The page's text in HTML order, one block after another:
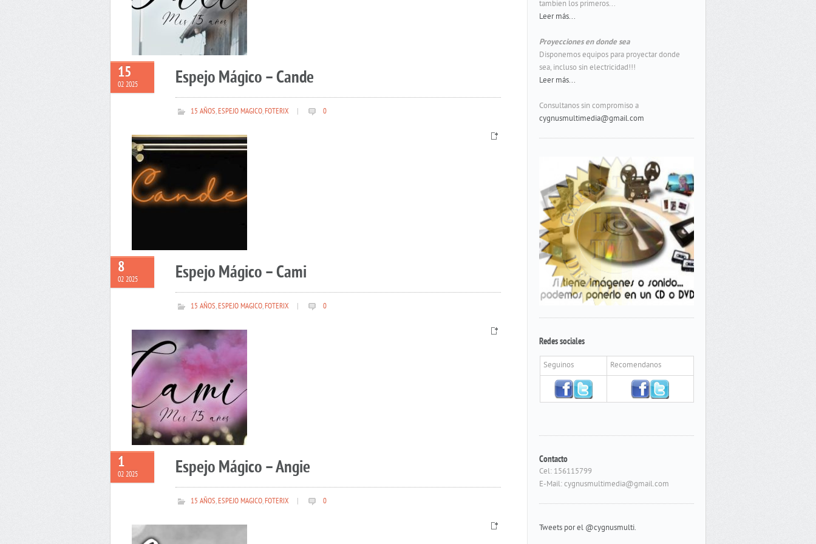
15
02 2025 Espejo Mágico – Cande
15 AÑOS,ESPEJO MAGICO,FOTERIX 0
8
02 2025 Espejo Mágico – Cami
15 AÑOS,ESPEJO MAGICO,FOTERIX 0
1
02 2025 Espejo Mágico – Angie
15 AÑOS,ESPEJO MAGICO,FOTERIX 0
tambien los primeros...
Leer más...
Proyecciones en donde sea
Disponemos equipos para proyectar donde
sea, incluso sin electricidad!!!
Leer más...
Consultanos sin compromiso a
cygnusmultimedia@gmail.com
Redes sociales
Seguinos
Contacto
E-Mail: cygnusmultimedia@gmail.com
Tweets por el @cygnusmulti.